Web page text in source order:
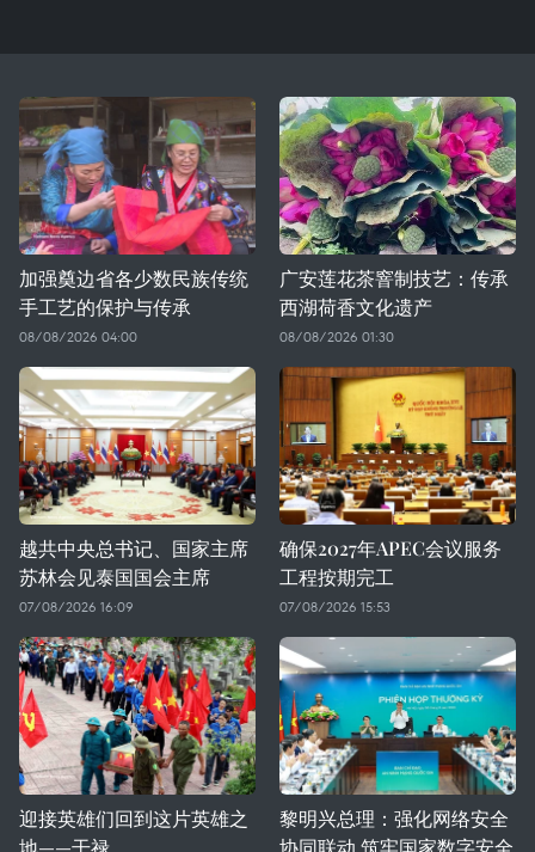
加强奠边省各少数民族传统
手工艺的保护与传承
08/08/2026 04:00
广安莲花茶窨制技艺：传承
西湖荷香文化遗产
08/08/2026 01:30
越共中央总书记、国家主席
苏林会见泰国国会主席
07/08/2026 16:09
确保2027年APEC会议服务
工程按期完工
07/08/2026 15:53
迎接英雄们回到这片英雄之
地——干禄
黎明兴总理：强化网络安全
协同联动 筑牢国家数字安全